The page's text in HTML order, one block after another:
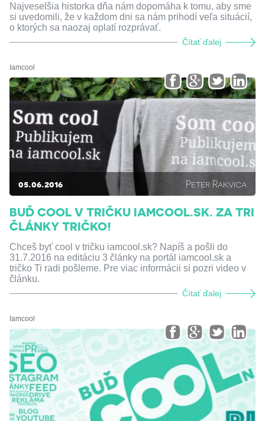
Najveselšia historka dňa nám dopomáha k tomu, aby sme
si uvedomili, že v každom dni sa nám prihodí veľa situácií,
o ktorých sa naozaj oplatí rozprávať.
Čítať ďalej
Iamcool
05.06.2016 Peter Rakvica
BUĎ COOL V TRIČKU IAMCOOL.SK. ZA TRI
ČLÁNKY TRIČKO!
Chceš byť cool v tričku iamcool.sk? Napíš a pošli do
31.7.2016 na editáciu 3 články na portál iamcool.sk a
tričko Ti radi pošleme. Pre viac informácii si pozri video v
článku.
Čítať ďalej
Iamcool